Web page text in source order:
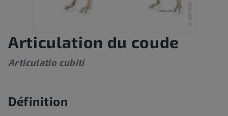
Articulation du coude
Articulatio cubiti
Définition